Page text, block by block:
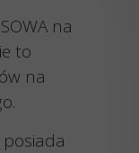
na
to
na